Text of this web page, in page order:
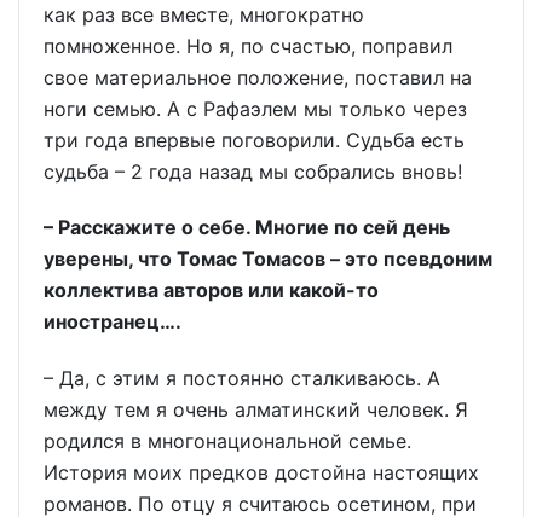
как раз все вместе, многократно
помноженное. Но я, по счастью, поправил
свое материальное положение, поставил на
ноги семью. А с Рафаэлем мы только через
три года впервые поговорили. Судьба есть
судьба – 2 года назад мы собрались вновь!
– Расскажите о себе. Многие по сей день
уверены, что Томас Томасов – это псевдоним
коллектива авторов или какой-то
иностранец….
– Да, с этим я постоянно сталкиваюсь. А
между тем я очень алматинский человек. Я
родился в многонациональной семье.
История моих предков достойна настоящих
романов. По отцу я считаюсь осетином, при